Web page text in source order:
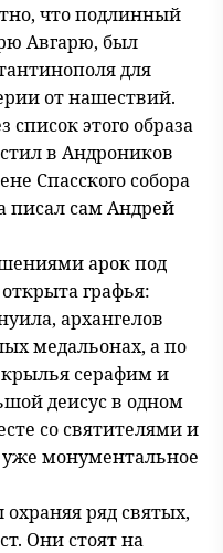
что подлинный
Авгарю, был
для
от нашествий.
этого образа
в Андроников
Спасского собора
писал сам Андрей
арок под
графья:
архангелов
медальонах, а по
серафим и
деисус в одном
со святителями и
монументальное
ряд святых,
Они стоят на